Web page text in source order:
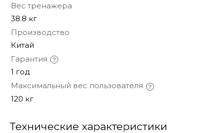
Вес тренажера
38.8 кг
Производство
Китай
Гарантия
1 год
Максимальный вес пользователя
120 кг
Технические характеристики